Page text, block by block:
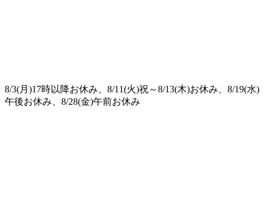
8/3(月)17時以降お休み、8/11(火)祝～8/13(木)お休み、8/19(水)
午後お休み、8/28(金)午前お休み